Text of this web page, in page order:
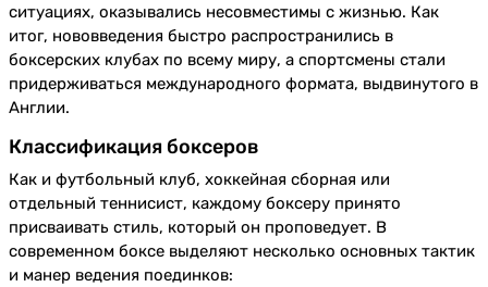
ситуациях, оказывались несовместимы с жизнью. Как
итог, нововведения быстро распространились в
боксерских клубах по всему миру, а спортсмены стали
придерживаться международного формата, выдвинутого в
Англии.
Классификация боксеров
Как и футбольный клуб, хоккейная сборная или
отдельный теннисист, каждому боксеру принято
присваивать стиль, который он проповедует. В
современном боксе выделяют несколько основных тактик
и манер ведения поединков: